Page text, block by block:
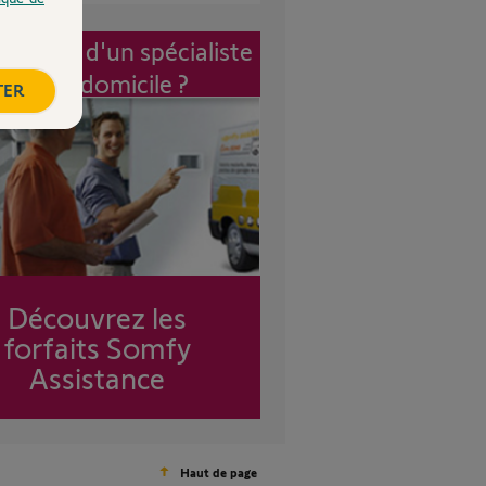
d'un spécialiste
à mon domicile ?
Découvrez les
forfaits Somfy
Assistance
Haut de page